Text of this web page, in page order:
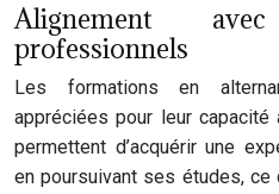
Alignement
professionnels
Les formations en
appréciées pour leur
permettent d’acquérir une
en poursuivant ses études,